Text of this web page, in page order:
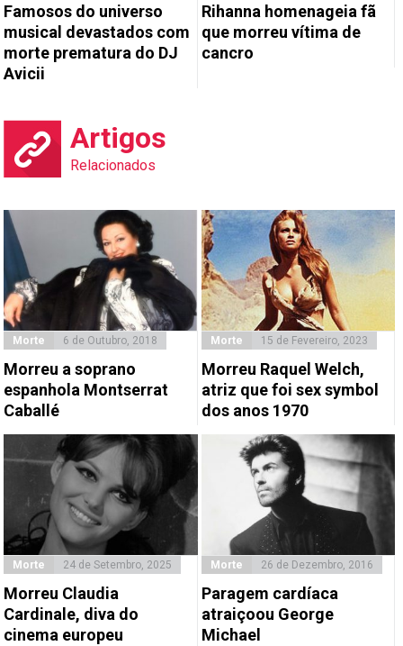
Famosos do universo
musical devastados com
morte prematura do DJ
Avicii
Rihanna homenageia fã
que morreu vítima de
cancro
Artigos
Relacionados
Morte 6 de Outubro, 2018
Morreu a soprano
espanhola Montserrat
Caballé
Morte 15 de Fevereiro, 2023
Morreu Raquel Welch,
atriz que foi sex symbol
dos anos 1970
Morte 24 de Setembro, 2025
Morreu Claudia
Cardinale, diva do
cinema europeu
Morte 26 de Dezembro, 2016
Paragem cardíaca
atraiçoou George
Michael